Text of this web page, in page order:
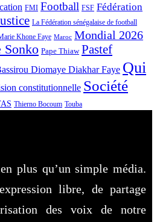
FMI Football FSF Fédération
La Fédération sénégalaise de football
Khone Faye Maroc Mondial 2026
Sonko Pape Thiaw Pastef
Diomaye Diakhar Faye Qui
constitutionnelle Société
Thierno Bocoum Touba
plus qu’un simple média.
libre, de partage
des voix de notre